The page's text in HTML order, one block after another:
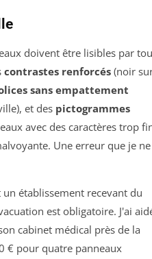
doivent être lisibles par
contrastes renforcés (noir
sans empattement
et des pictogrammes
avec des caractères trop
Une erreur que je ne
établissement recevant du
est obligatoire. J'ai
cabinet médical près de la
€ pour quatre panneaux